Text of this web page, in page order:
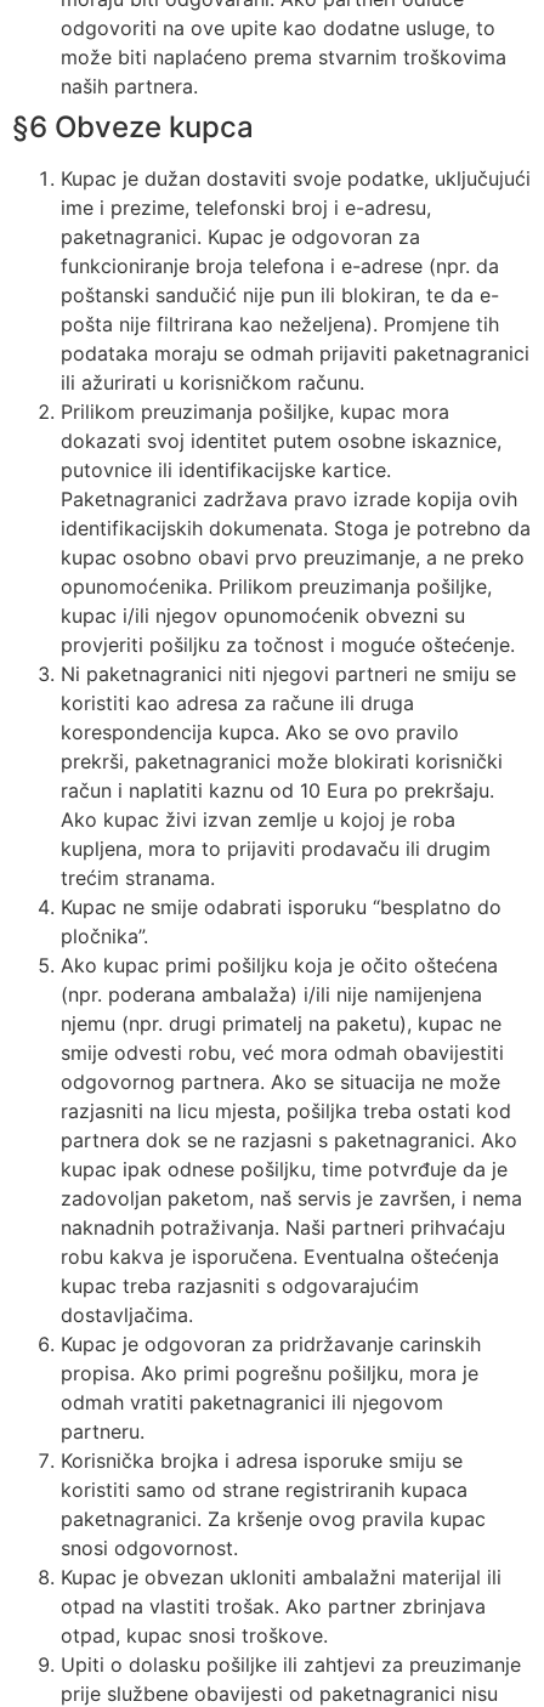
odgovoriti na ove upite kao dodatne usluge, to
može biti naplaćeno prema stvarnim troškovima
naših partnera.
§6 Obveze kupca
Kupac je dužan dostaviti svoje podatke, uključujući
ime i prezime, telefonski broj i e-adresu,
paketnagranici. Kupac je odgovoran za
funkcioniranje broja telefona i e-adrese (npr. da
poštanski sandučić nije pun ili blokiran, te da e-
pošta nije filtrirana kao neželjena). Promjene tih
podataka moraju se odmah prijaviti paketnagranici
ili ažurirati u korisničkom računu.
Prilikom preuzimanja pošiljke, kupac mora
dokazati svoj identitet putem osobne iskaznice,
putovnice ili identifikacijske kartice.
Paketnagranici zadržava pravo izrade kopija ovih
identifikacijskih dokumenata. Stoga je potrebno da
kupac osobno obavi prvo preuzimanje, a ne preko
opunomoćenika. Prilikom preuzimanja pošiljke,
kupac i/ili njegov opunomoćenik obvezni su
provjeriti pošiljku za točnost i moguće oštećenje.
Ni paketnagranici niti njegovi partneri ne smiju se
koristiti kao adresa za račune ili druga
korespondencija kupca. Ako se ovo pravilo
prekrši, paketnagranici može blokirati korisnički
račun i naplatiti kaznu od 10 Eura po prekršaju.
Ako kupac živi izvan zemlje u kojoj je roba
kupljena, mora to prijaviti prodavaču ili drugim
trećim stranama.
Kupac ne smije odabrati isporuku “besplatno do
pločnika”.
Ako kupac primi pošiljku koja je očito oštećena
(npr. poderana ambalaža) i/ili nije namijenjena
njemu (npr. drugi primatelj na paketu), kupac ne
smije odvesti robu, već mora odmah obavijestiti
odgovornog partnera. Ako se situacija ne može
razjasniti na licu mjesta, pošiljka treba ostati kod
partnera dok se ne razjasni s paketnagranici. Ako
kupac ipak odnese pošiljku, time potvrđuje da je
zadovoljan paketom, naš servis je završen, i nema
naknadnih potraživanja. Naši partneri prihvaćaju
robu kakva je isporučena. Eventualna oštećenja
kupac treba razjasniti s odgovarajućim
dostavljačima.
Kupac je odgovoran za pridržavanje carinskih
propisa. Ako primi pogrešnu pošiljku, mora je
odmah vratiti paketnagranici ili njegovom
partneru.
Korisnička brojka i adresa isporuke smiju se
koristiti samo od strane registriranih kupaca
paketnagranici. Za kršenje ovog pravila kupac
snosi odgovornost.
Kupac je obvezan ukloniti ambalažni materijal ili
otpad na vlastiti trošak. Ako partner zbrinjava
otpad, kupac snosi troškove.
Upiti o dolasku pošiljke ili zahtjevi za preuzimanje
prije službene obavijesti od paketnagranici nisu